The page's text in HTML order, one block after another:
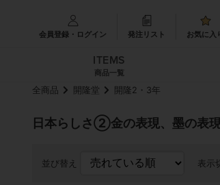
会員登録・ログイン 発注リスト お気に入
ITEMS
商品一覧
全商品 開隆堂 開隆2・3年
日本らしさ②金の表現、墨の表
並び替え 表示